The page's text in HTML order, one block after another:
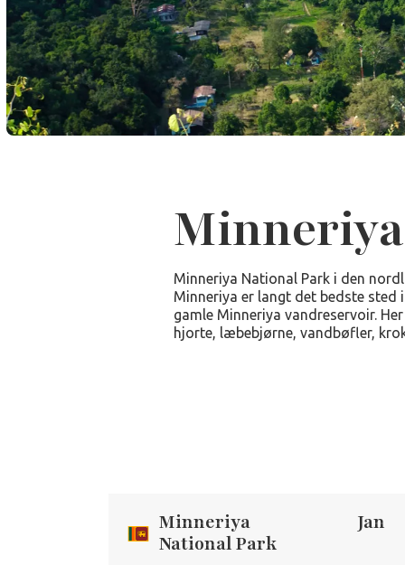
Minneriya National Park i den
Minneriya er langt det bedste sted
gamle Minneriya vandreservoir.
hjorte, læbebjørne, vandbøfler,
Minneriya
National Park
Jan